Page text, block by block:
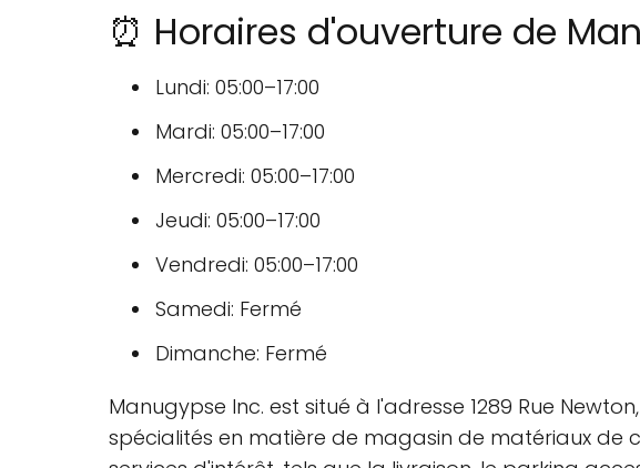
⏰ Horaires d'ouverture de
Lundi: 05:00–17:00
Mardi: 05:00–17:00
Mercredi: 05:00–17:00
Jeudi: 05:00–17:00
Vendredi: 05:00–17:00
Samedi: Fermé
Dimanche: Fermé
Manugypse Inc. est situé à l'adresse 1289 Rue
spécialités en matière de magasin de matériaux